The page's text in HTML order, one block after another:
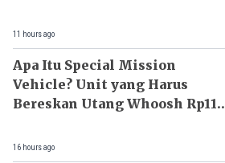
11 hours ago
Apa Itu Special Mission
Vehicle? Unit yang Harus
Bereskan Utang Whoosh Rp116
16 hours ago